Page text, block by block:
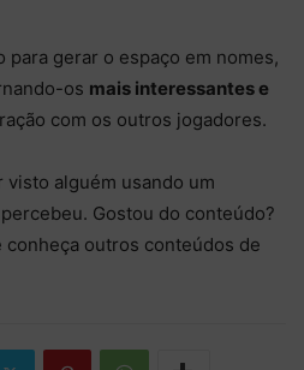
para gerar o espaço em nomes,
os mais interessantes e
com os outros jogadores.
alguém usando um
Gostou do conteúdo?
conheça outros conteúdos de